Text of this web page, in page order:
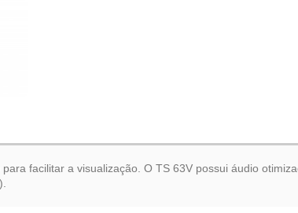
facilitar a visualização. O TS 63V possui áudio